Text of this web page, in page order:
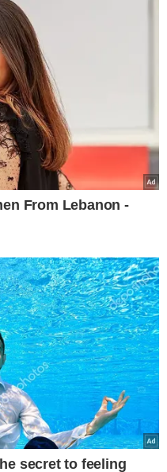
A LEI
após a criação
da Penha
ataques